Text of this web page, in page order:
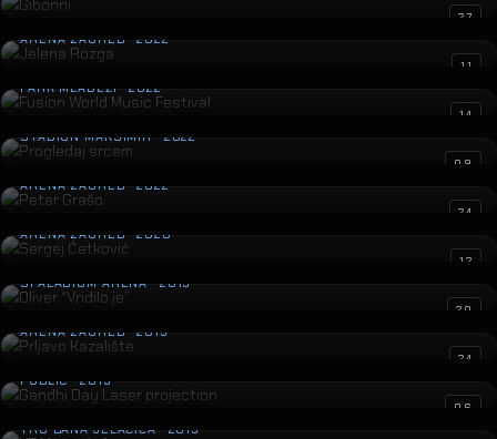
27
Jelena Rozga
ARENA ZAGREB · 2022
11
Fusion World Music Festival
PARK MLADEŽI · 2022
14
Progledaj srcem
STADION MAKSIMIR · 2022
09
Petar Grašo
ARENA ZAGREB · 2022
24
Sergej Ćetković
ARENA ZAGREB · 2020
12
Oliver “Vridilo je”
SPALADIUM ARENA · 2019
20
Prljavo Kazalište
ARENA ZAGREB · 2019
24
Gandhi Day Laser projection
PUBLIC · 2019
06
HT Magenta1
TRG BANA JELAČIĆA · 2019